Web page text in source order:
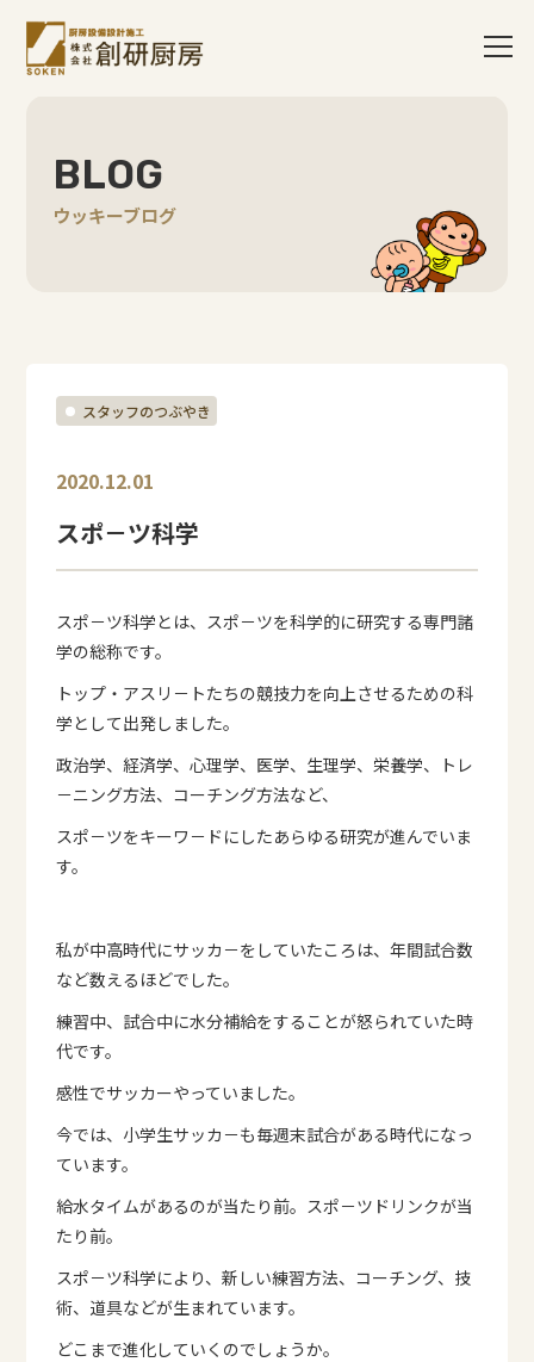
BLOG
ウッキーブログ
スタッフのつぶやき
2020.12.01
スポ－ツ科学
スポ－ツ科学とは、スポ－ツを科学的に研究する専門諸
学の総称です。
トップ・アスリ－トたちの競技力を向上させるための科
学として出発しました。
政治学、経済学、心理学、医学、生理学、栄養学、トレ
－ニング方法、コーチング方法など、
スポ－ツをキーワ－ドにしたあらゆる研究が進んでいま
す。
私が中高時代にサッカ－をしていたころは、年間試合数
など数えるほどでした。
練習中、試合中に水分補給をすることが怒られていた時
代です。
感性でサッカーやっていました。
今では、小学生サッカ－も毎週末試合がある時代になっ
ています。
給水タイムがあるのが当たり前。スポ－ツドリンクが当
たり前。
スポ－ツ科学により、新しい練習方法、コーチング、技
術、道具などが生まれています。
どこまで進化していくのでしょうか。